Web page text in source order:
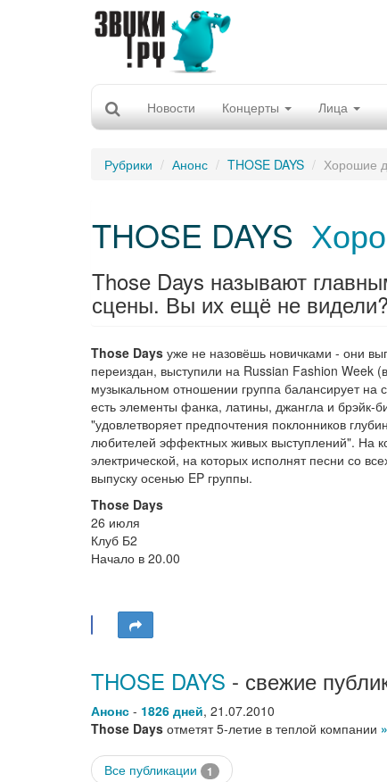
Новости Концерты Лица
Рубрики Анонс THOSE DAYS Хорошие
THOSE DAYS
Those Days называют
сцены. Вы их ещё не
Those Days уже не назовёшь новичками - они
переиздан, выступили на Russian Fashion Week
музыкальном отношении группа балансирует на
есть элементы фанка, латины, джангла и брэйк-
"удовлетворяет предпочтения поклонников
любителей эффектных живых выступлений". На
электрической, на которых исполнят песни со
выпуску осенью EP группы.
Those Days
26 июля
Клуб Б2
Начало в 20.00
THOSE DAYS - свежие
Анонс - 1826 дней, 21.07.2010
Those Days отметят 5-летие в теплой компании
Все публикации 1